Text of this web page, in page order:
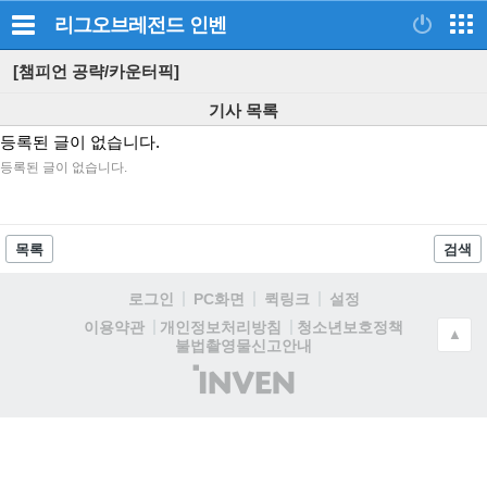
리그오브레전드 인벤
[챔피언 공략/카운터픽]
기사 목록
등록된 글이 없습니다.
등록된 글이 없습니다.
목록 검색
로그인 PC화면 퀵링크
설정
이용약관
개인정보처리방침
청소년보호정책
불법촬영물신고안내
(주)
인
▲